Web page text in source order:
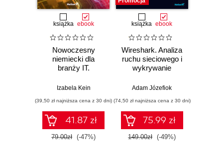
Przestrzenie nazw schematów (22)
Elementy złożone (24)
Typy danych (26)
Elementy proste (30)
Elementy mieszane (32)
Kojarzenie dokumentu XML ze schematem (36)
Walidacja dokumentu (38)
Wizualne tworzenie schematu za pomocą
XMLSpy (40)
Rozdział 4. Inne schematy walidacyjne (44)
książka ebook
Nowoczesny
niemiecki dla
branży IT.
przykłady i
Izabela Kein
(39,50 zł najniższa cena z 30 dni)
41.87 zł
79.00zł (-47%)
książka ebook
Wireshark. Analiza
ruchu sieciowego i
wykrywanie
Adam Józefiok
(74,50 zł najniższa cena z 30 dni)
75.99 zł
149.00zł (-49%)